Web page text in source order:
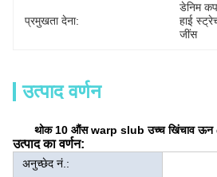
प्रमुखता देना:
डेनिम
हाई
जींस
उत्पाद वर्णन
थोक 10 औंस warp slub उच्च खिंचाव ऊन
उत्पाद का वर्णन:
अनुच्छेद नं.: